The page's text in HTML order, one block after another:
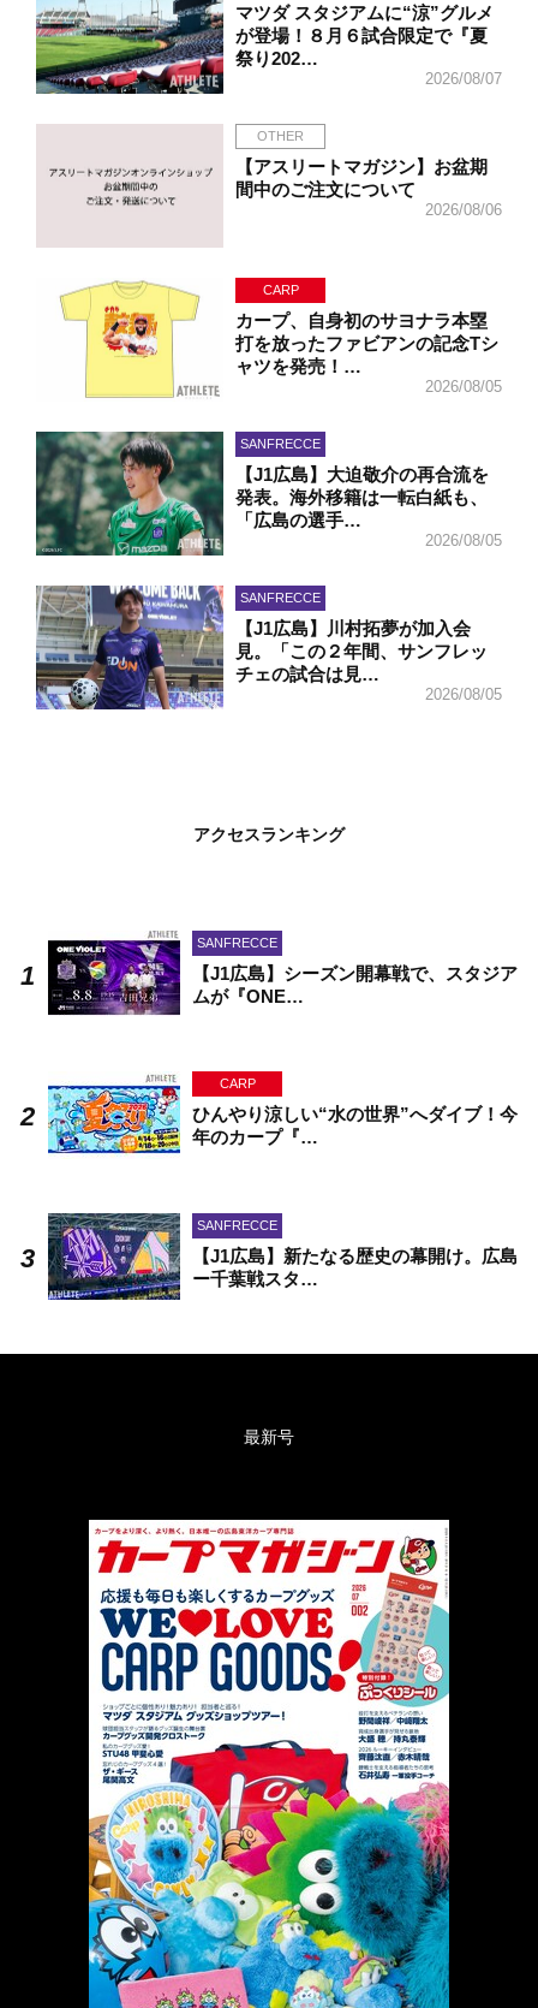
マツダ スタジアムに“涼”グルメ
が登場！８月６試合限定で『夏
祭り202…
2026/08/07
OTHER
【アスリートマガジン】お盆期
間中のご注文について
2026/08/06
CARP
カープ、自身初のサヨナラ本塁
打を放ったファビアンの記念Tシ
ャツを発売！…
2026/08/05
SANFRECCE
【J1広島】大迫敬介の再合流を
発表。海外移籍は一転白紙も、
「広島の選手…
2026/08/05
SANFRECCE
【J1広島】川村拓夢が加入会
見。「この２年間、サンフレッ
チェの試合は見…
2026/08/05
アクセスランキング
SANFRECCE
【J1広島】シーズン開幕戦で、スタジア
ムが『ONE…
CARP
ひんやり涼しい“水の世界”へダイブ！今
年のカープ『…
SANFRECCE
【J1広島】新たなる歴史の幕開け。広島
ー千葉戦スタ…
最新号